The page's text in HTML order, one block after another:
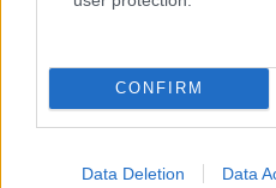
CONFIRM
Data Deletion Data
Csendélet 5.0: alig
élhető város
Pénteken újra csökken a benzin
Országgyűlés